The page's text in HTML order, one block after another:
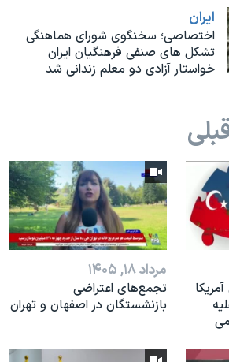
نوبل صلح
آمریکا «سی‌پک»
چین
ايران
اختصاصی؛ سخنگوی شورای هماهنگی
تشکل های صنفی فرهنگیان ایران
خواستار آزادی دو معلم زندانی شد
مرداد ۱۸, ۱۴۰۵
تجمع‌های اعتراضی
بازنشستگان در اصفهان و تهران